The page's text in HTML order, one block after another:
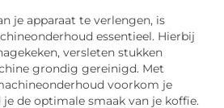
je apparaat te verlengen, is
essentieel. Hierbij
versleten stukken
grondig gereinigd. Met
voorkom je
de optimale smaak van je koffie.